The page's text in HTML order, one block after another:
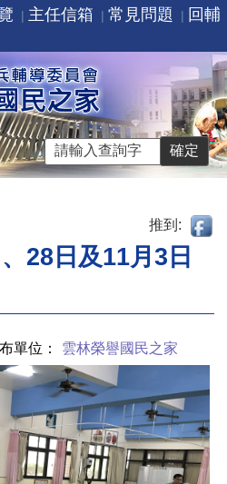
主任信箱 常見問題
回輔
推到:
28日及11月3日
單位： 雲林榮譽國民之家